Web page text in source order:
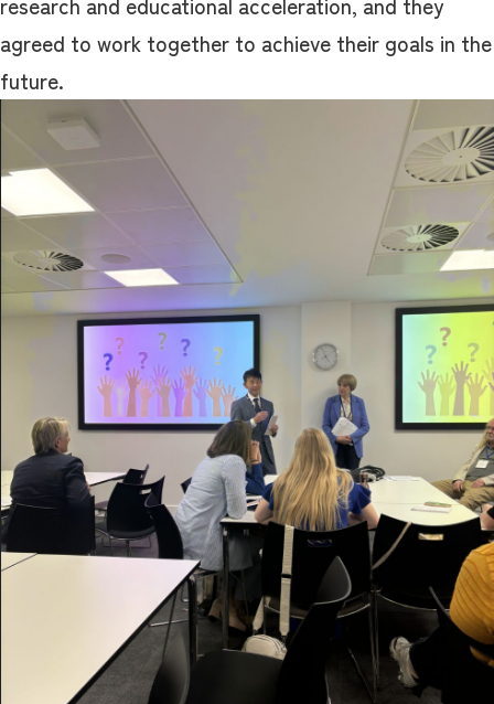
agreed to work together to achieve their goals in the
future.